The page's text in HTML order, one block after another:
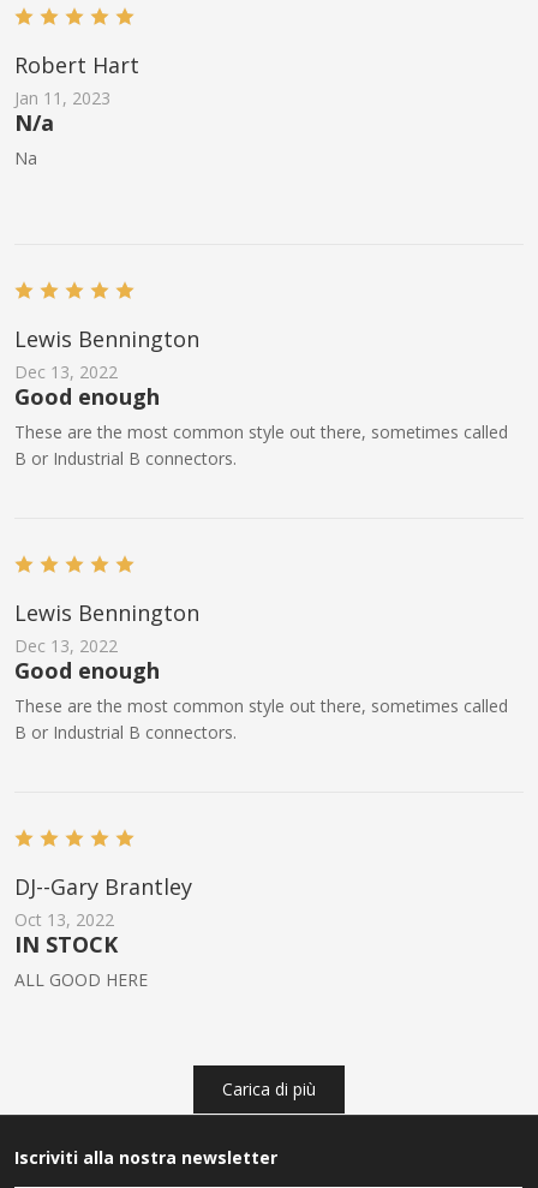
Robert Hart
Jan 11, 2023
N/a
Na
Lewis Bennington
Dec 13, 2022
Good enough
These are the most common style out there, sometimes called
B or Industrial B connectors.
Lewis Bennington
Dec 13, 2022
Good enough
These are the most common style out there, sometimes called
B or Industrial B connectors.
DJ--Gary Brantley
Oct 13, 2022
IN STOCK
ALL GOOD HERE
Carica di più
Iscriviti alla nostra newsletter